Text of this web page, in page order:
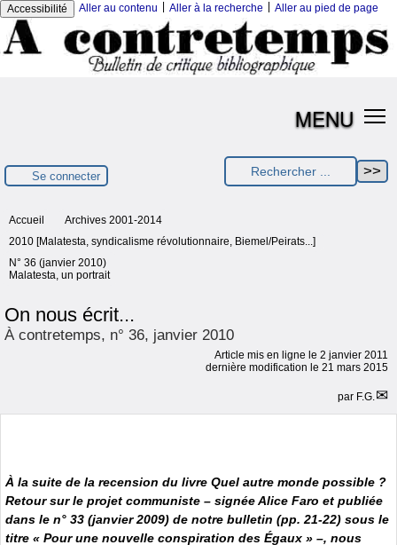
Accessibilité Aller au contenu Aller à la recherche Aller au pied de page
MENU
Se connecter
Accueil
Archives 2001-2014
2010 [Malatesta, syndicalisme révolutionnaire, Biemel/Peirats...]
N° 36 (janvier 2010)
Malatesta, un portrait
On nous écrit...
À contretemps, n° 36, janvier 2010
Article mis en ligne le 2 janvier 2011
dernière modification le 21 mars 2015
par F.G.
À la suite de la recension du livre Quel autre monde possible ?
Retour sur le projet communiste – signée Alice Faro et publiée
dans le n° 33 (janvier 2009) de notre bulletin (pp. 21-22) sous le
titre « Pour une nouvelle conspiration des Égaux » –, nous